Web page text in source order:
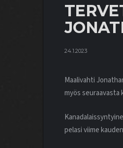
24.1.2023
Maalivahti
myös seuraavasta
pelasi viime